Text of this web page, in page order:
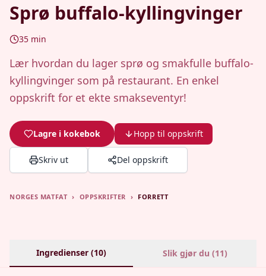
Sprø buffalo-kyllingvinger
35 min
Lær hvordan du lager sprø og smakfulle buffalo-
kyllingvinger som på restaurant. En enkel
oppskrift for et ekte smakseventyr!
Lagre i kokebok Hopp til oppskrift
Skriv ut Del oppskrift
NORGES MATFAT › OPPSKRIFTER › FORRETT
Ingredienser (10) Slik gjør du (11)